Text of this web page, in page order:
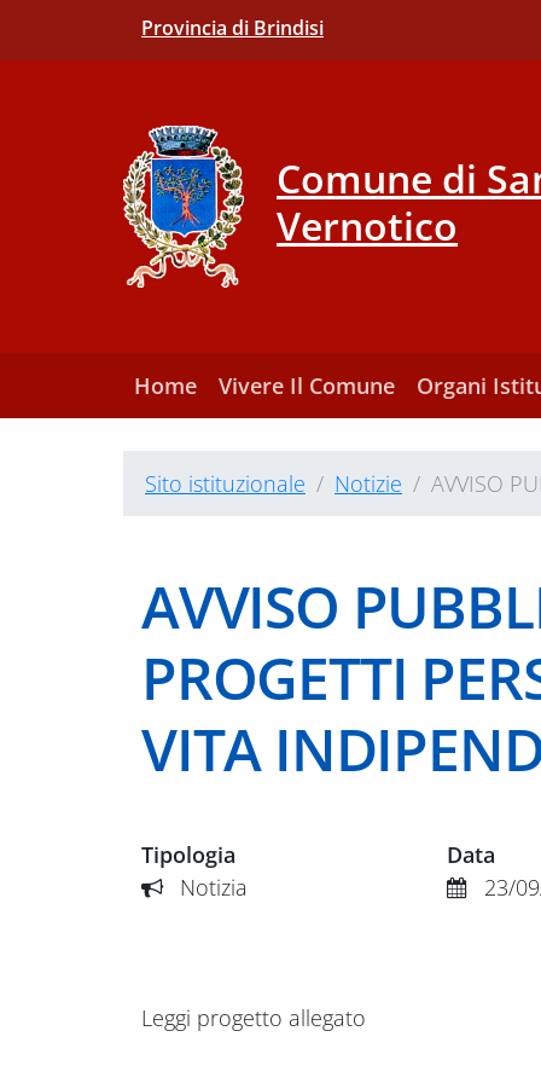
Provincia di Brindisi
Comune di
Vernotico
Home Vivere Il Comune Organi
Sito istituzionale Notizie AVVISO
AVVISO
PROGETTI
VITA
Tipologia
Notizia
Data
23/
Leggi progetto allegato